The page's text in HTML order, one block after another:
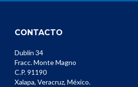
CONTACTO
Dublín 34
Fracc. Monte Magno
C.P. 91190
Xalapa, Veracruz, México.